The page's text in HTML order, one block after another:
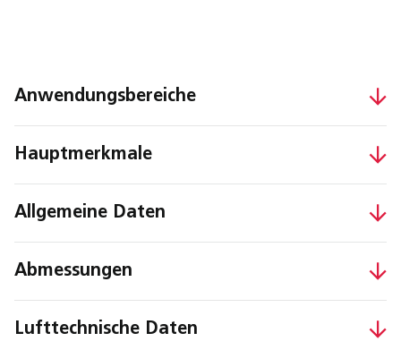
Anwendungsbereiche
Hauptmerkmale
Allgemeine Daten
Abmessungen
Lufttechnische Daten